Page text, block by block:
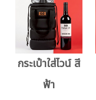
กระเป๋าใส่ไวน์ สี
ฟ้า